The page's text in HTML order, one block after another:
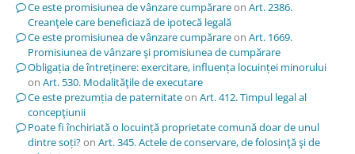
Ce este promisiunea de vânzare cumpărareon Art. 2386.
Creanţele care beneficiază de ipotecă legală
Ce este promisiunea de vânzare cumpărareon Art. 1669.
Promisiunea de vânzare şi promisiunea de cumpărare
Obligația de întreținere: exercitare, influența locuinței minorului
on Art. 530. Modalităţile de executare
Ce este prezumția de paternitateon Art. 412. Timpul legal al
concepţiunii
Poate fi închiriată o locuință proprietate comună doar de unul
dintre soți?on Art. 345. Actele de conservare, de folosinţă şi de